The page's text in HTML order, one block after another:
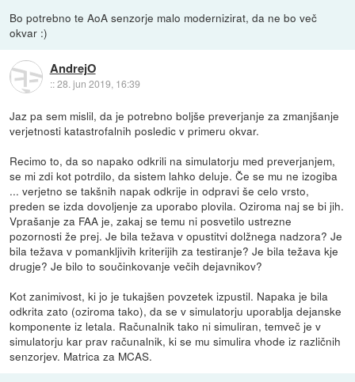
Bo potrebno te AoA senzorje malo modernizirat, da ne bo več
okvar :)
AndrejO
::28. jun 2019, 16:39
Jaz pa sem mislil, da je potrebno boljše preverjanje za zmanjšanje
verjetnosti katastrofalnih posledic v primeru okvar.
Recimo to, da so napako odkrili na simulatorju med preverjanjem,
se mi zdi kot potrdilo, da sistem lahko deluje. Če se mu ne izogiba
... verjetno se takšnih napak odkrije in odpravi še celo vrsto,
preden se izda dovoljenje za uporabo plovila. Oziroma naj se bi jih.
Vprašanje za FAA je, zakaj se temu ni posvetilo ustrezne
pozornosti že prej. Je bila težava v opustitvi dolžnega nadzora? Je
bila težava v pomankljivih kriterijih za testiranje? Je bila težava kje
drugje? Je bilo to součinkovanje večih dejavnikov?
Kot zanimivost, ki jo je tukajšen povzetek izpustil. Napaka je bila
odkrita zato (oziroma tako), da se v simulatorju uporablja dejanske
komponente iz letala. Računalnik tako ni simuliran, temveč je v
simulatorju kar prav računalnik, ki se mu simulira vhode iz različnih
senzorjev. Matrica za MCAS.